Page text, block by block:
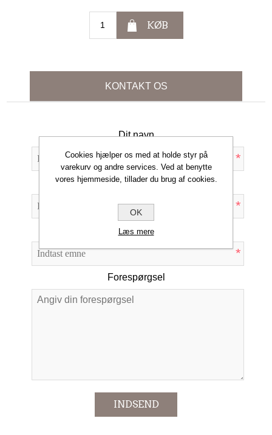
KØB
KONTAKT OS
Dit navn
*
Din e-mail
*
Emne:
*
Forespørgsel
INDSEND
Cookies hjælper os med at holde styr på
varekurv og andre services. Ved at benytte
vores hjemmeside, tillader du brug af cookies.
OK
Læs mere